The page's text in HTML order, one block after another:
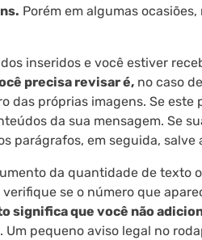
Porém em algumas
inseridos e você estiver
precisa revisar é, no caso
das próprias imagens. Se este
da sua mensagem. Se
parágrafos, em seguida, salve
da quantidade de texto
se o número que
significa que você não
Um pequeno aviso legal no